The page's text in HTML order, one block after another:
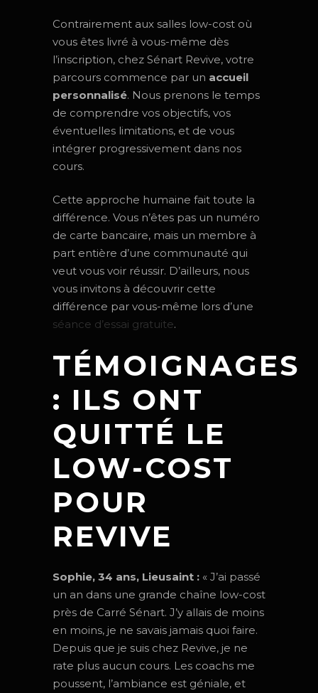
Contrairement aux salles low-cost où
vous êtes livré à vous-même dès
l’inscription, chez Sénart Revive, votre
parcours commence par un accueil
personnalisé. Nous prenons le temps
de comprendre vos objectifs, vos
éventuelles limitations, et de vous
intégrer progressivement dans nos
cours.
Cette approche humaine fait toute la
différence. Vous n’êtes pas un numéro
de carte bancaire, mais un membre à
part entière d’une communauté qui
veut vous voir réussir. D’ailleurs, nous
vous invitons à découvrir cette
différence par vous-même lors d’une
séance d’essai gratuite.
TÉMOIGNAGES
: ILS ONT
QUITTÉ LE
LOW-COST
POUR
REVIVE
Sophie, 34 ans, Lieusaint : « J’ai passé
un an dans une grande chaîne low-cost
près de Carré Sénart. J’y allais de moins
en moins, je ne savais jamais quoi faire.
Depuis que je suis chez Revive, je ne
rate plus aucun cours. Les coachs me
poussent, l’ambiance est géniale, et